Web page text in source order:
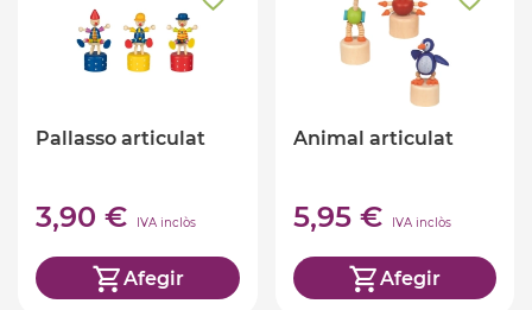
Pallasso articulat
3,90 € IVA inclòs
Afegir
Animal articulat
5,95 € IVA inclòs
Afegir